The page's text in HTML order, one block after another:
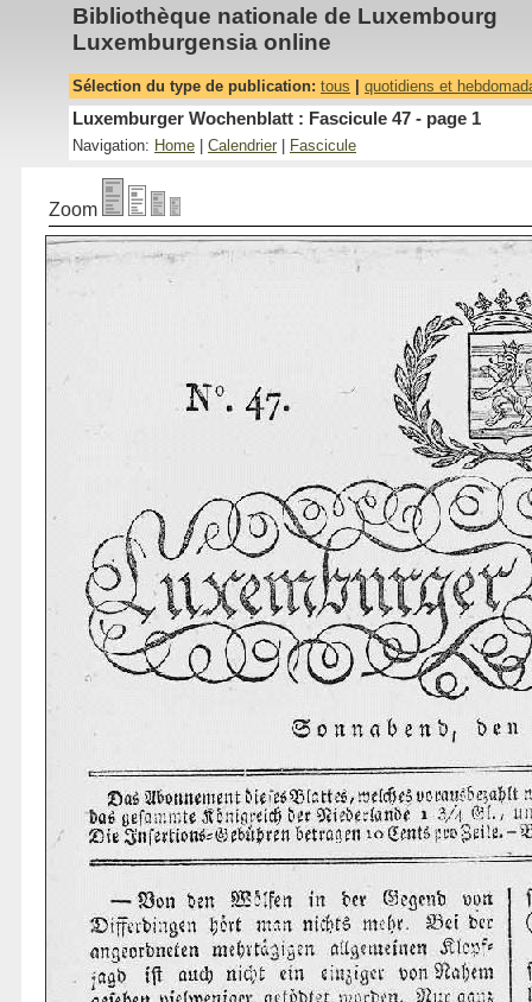
Bibliothèque nationale de Luxembourg
Luxemburgensia online
Sélection du type de publication: tous quotidiens et
Luxemburger Wochenblatt : Fascicule 47 - page 1
Navigation: Home Calendrier Fascicule
Zoom